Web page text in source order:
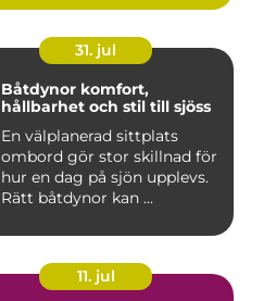
31. jul
Båtdynor komfort,
hållbarhet och stil till sjöss
En välplanerad sittplats
ombord gör stor skillnad för
hur en dag på sjön upplevs.
Rätt båtdynor kan ...
11. jul